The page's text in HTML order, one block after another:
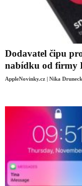
Dodavatel čipu
nabídku od firmy
AppleNovinky.cz | Nika